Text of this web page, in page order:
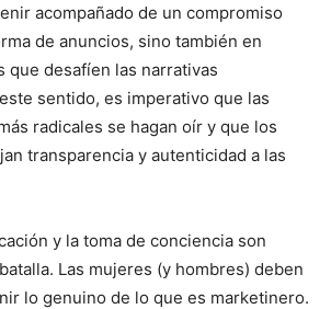
acompañado de un compromiso
de anuncios, sino también en
que desafíen las narrativas
sentido, es imperativo que las
radicales se hagan oír y que los
transparencia y autenticidad a las
y la toma de conciencia son
Las mujeres (y hombres) deben
lo genuino de lo que es marketinero.